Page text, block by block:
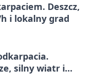
Deszcz,
i lokalny grad
silny wiatr i